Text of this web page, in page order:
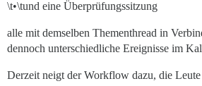
\t•\tund eine Überprüfungssitzung
alle mit demselben Thementhread in
dennoch unterschiedliche Ereignisse im
Derzeit neigt der Workflow dazu, die